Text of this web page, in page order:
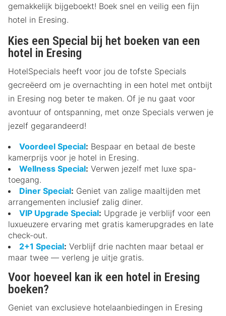
gemakkelijk bijgeboekt! Boek snel en veilig een fijn
hotel in Eresing.
Kies een Special bij het boeken van een
hotel in Eresing
HotelSpecials heeft voor jou de tofste Specials
gecreëerd om je overnachting in een hotel met ontbijt
in Eresing nog beter te maken. Of je nu gaat voor
avontuur of ontspanning, met onze Specials verwen je
jezelf gegarandeerd!
Voordeel Special: Bespaar en betaal de beste
kamerprijs voor je hotel in Eresing.
Wellness Special: Verwen jezelf met luxe spa-
toegang.
Diner Special: Geniet van zalige maaltijden met
arrangementen inclusief zalig diner.
VIP Upgrade Special: Upgrade je verblijf voor een
luxueuzere ervaring met gratis kamerupgrades en late
check-out.
2+1 Special: Verblijf drie nachten maar betaal er
maar twee — verleng je uitje gratis.
Voor hoeveel kan ik een hotel in Eresing
boeken?
Geniet van exclusieve hotelaanbiedingen in Eresing